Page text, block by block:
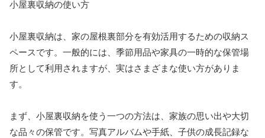
小屋裏収納の使い方
小屋裏収納は、家の屋根裏部分を有効活用するための収納ス
ペースです。一般的には、季節用品や家具の一時的な保管場
所として利用されますが、実はさまざまな使い方がありま
す。
まず、小屋裏収納を使う一つの方法は、家族の思い出や大切
な品々の保管です。写真アルバムや手紙、子供の成長記録な